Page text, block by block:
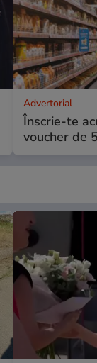
Advertorial
Înscrie-te
voucher de